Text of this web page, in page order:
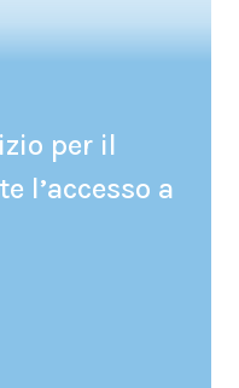
per il
l’accesso a